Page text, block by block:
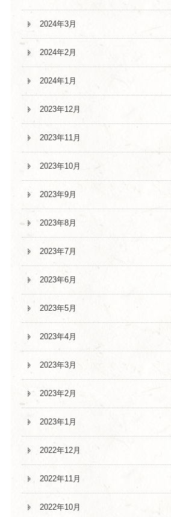
2024年3月
2024年2月
2024年1月
2023年12月
2023年11月
2023年10月
2023年9月
2023年8月
2023年7月
2023年6月
2023年5月
2023年4月
2023年3月
2023年2月
2023年1月
2022年12月
2022年11月
2022年10月